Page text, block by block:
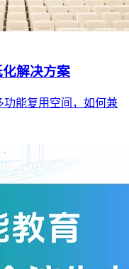
解决方案
能复用空间，如何兼